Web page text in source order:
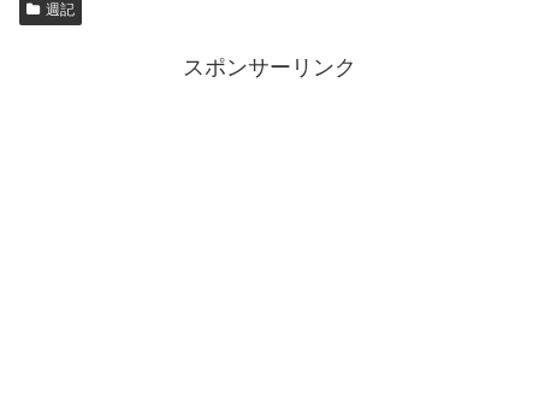
週記
スポンサーリンク